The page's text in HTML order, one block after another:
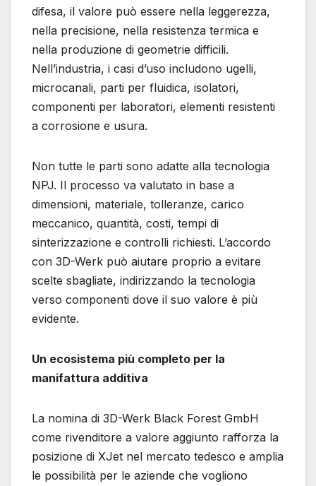
difesa, il valore può essere nella leggerezza,
nella precisione, nella resistenza termica e
nella produzione di geometrie difficili.
Nell’industria, i casi d’uso includono ugelli,
microcanali, parti per fluidica, isolatori,
componenti per laboratori, elementi resistenti
a corrosione e usura.
Non tutte le parti sono adatte alla tecnologia
NPJ. Il processo va valutato in base a
dimensioni, materiale, tolleranze, carico
meccanico, quantità, costi, tempi di
sinterizzazione e controlli richiesti. L’accordo
con 3D-Werk può aiutare proprio a evitare
scelte sbagliate, indirizzando la tecnologia
verso componenti dove il suo valore è più
evidente.
Un ecosistema più completo per la
manifattura additiva
La nomina di 3D-Werk Black Forest GmbH
come rivenditore a valore aggiunto rafforza la
posizione di XJet nel mercato tedesco e amplia
le possibilità per le aziende che vogliono